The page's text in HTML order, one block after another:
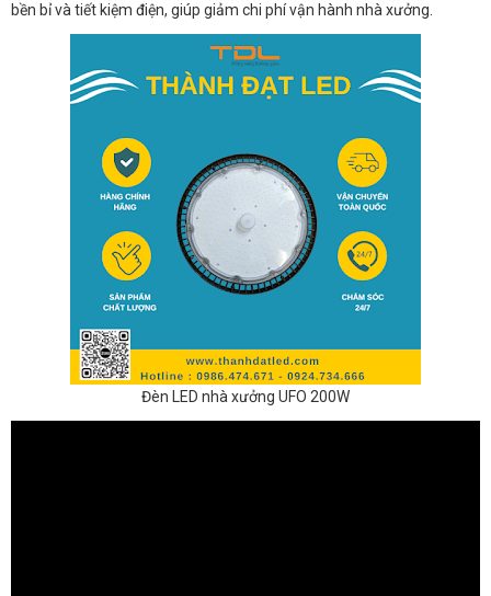
bền bỉ và tiết kiệm điện, giúp giảm chi phí vận hành nhà xưởng.
Đèn LED nhà xưởng UFO 200W